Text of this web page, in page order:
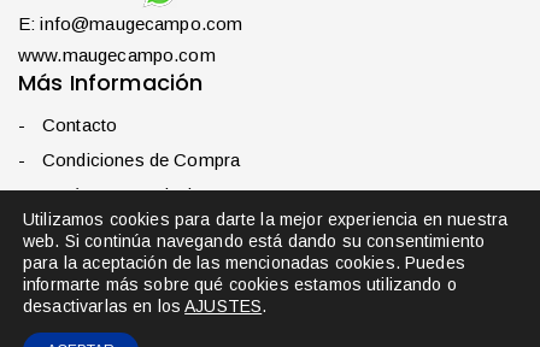
E: info@maugecampo.com
www.maugecampo.com
Más Información
Contacto
Condiciones de Compra
Envíos y Devoluciones
Mi cuenta
Política de privacidad
Utilizamos cookies para darte la mejor experiencia en nuestra
web. Si continúa navegando está dando su consentimiento
para la aceptación de las mencionadas cookies. Puedes
informarte más sobre qué cookies estamos utilizando o
desactivarlas en losAJUSTES.